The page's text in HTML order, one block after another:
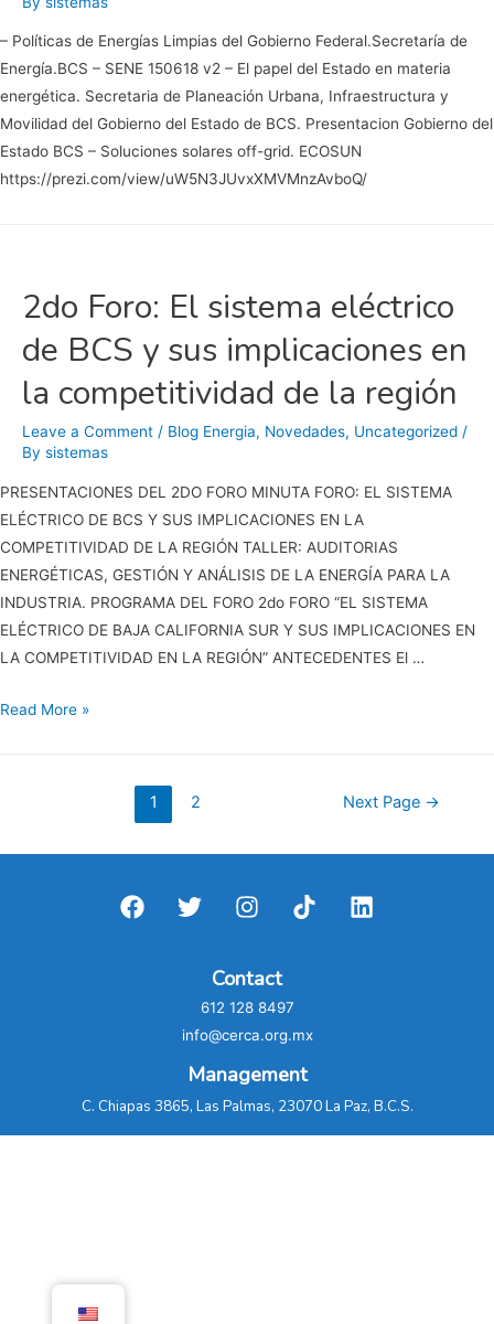
– Políticas de Energías Limpias del Gobierno Federal.Secretaría de
Energía.BCS – SENE 150618 v2 – El papel del Estado en materia
energética. Secretaria de Planeación Urbana, Infraestructura y
Movilidad del Gobierno del Estado de BCS. Presentacion Gobierno del
Estado BCS – Soluciones solares off-grid. ECOSUN
https://prezi.com/view/uW5N3JUvxXMVMnzAvboQ/
2do Foro: El sistema eléctrico
de BCS y sus implicaciones en
la competitividad de la región
Leave a Comment / Blog Energia, Novedades, Uncategorized /
By sistemas
PRESENTACIONES DEL 2DO FORO MINUTA FORO: EL SISTEMA
ELÉCTRICO DE BCS Y SUS IMPLICACIONES EN LA
COMPETITIVIDAD DE LA REGIÓN TALLER: AUDITORIAS
ENERGÉTICAS, GESTIÓN Y ANÁLISIS DE LA ENERGÍA PARA LA
INDUSTRIA. PROGRAMA DEL FORO 2do FORO “EL SISTEMA
ELÉCTRICO DE BAJA CALIFORNIA SUR Y SUS IMPLICACIONES EN
LA COMPETITIVIDAD EN LA REGIÓN” ANTECEDENTES El …
2do
Read More »
1 2 Next Page →
Contact
612 128 8497
info@cerca.org.mx
Management
C. Chiapas 3865, Las Palmas, 23070 La Paz, B.C.S.